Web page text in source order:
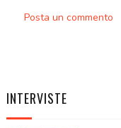
Posta un commento
INTERVISTE